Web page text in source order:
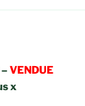
VENDUE
x